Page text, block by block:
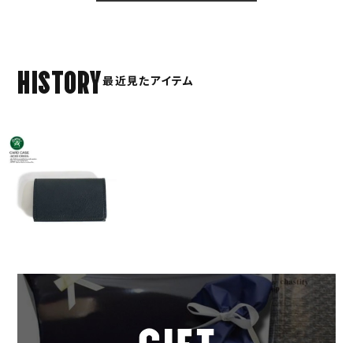
HISTORY最近見たアイテム